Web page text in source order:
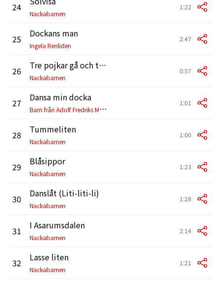
24
Nackabarnen
1:22
25 Dockans man
Ingela Renliden
2:47
26 Tre pojkar gå och tralla
Nackabarnen
0:57
27
Dansa min docka
B
arn från Adolf Fredriks Musikskola
1:01
28 Tummeliten
Nackabarnen
1:00
29 Blåsippor
Nackabarnen
1:23
30 Danslåt (Liti-liti-li)
Nackabarnen
1:28
31 I Asarumsdalen
Nackabarnen
2:14
32 Lasse liten
Nackabarnen
1:21